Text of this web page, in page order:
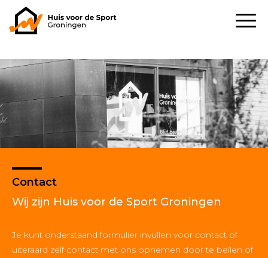
Contact
Wij zijn Huis voor de Sport Groningen
Je kunt onderstaand formulier invullen voor contact of
uiteraard zelf contact met ons opnemen door te bellen of